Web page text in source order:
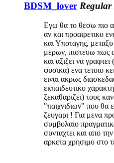
BDSM_lover Regular
Εγω θα το θεσω πιο
αν και προαιρετικο
και Υποταγης,
μερων, πιστευω πως
και αξιζει να
φυσικα) ενα τετοιο
ειναι ακρως
εκπαιδευτικο
ξεκαθαριζει) τους
"παιχνιδιων" που θα
ζευγαρι ! Για μενα
συμβολαιο
συνταχτει και απο
αρκετα χρησιμο στο